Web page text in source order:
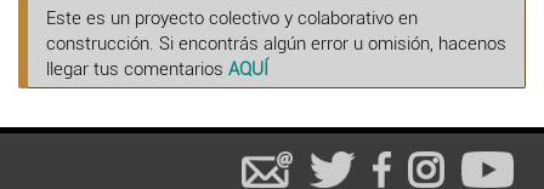
Este es un proyecto colectivo y colaborativo en
construcción. Si encontrás algún error u omisión, hacenos
llegar tus comentarios AQUÍ